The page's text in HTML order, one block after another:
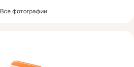
Все фотографии